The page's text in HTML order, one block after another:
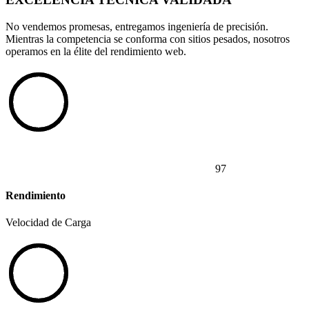
No vendemos promesas, entregamos ingeniería de precisión.
Mientras la competencia se conforma con sitios pesados, nosotros
operamos en la élite del rendimiento web.
97
Rendimiento
Velocidad de Carga